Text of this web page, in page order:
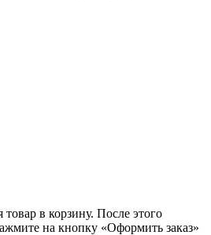
в корзину. После этого
на кнопку «Оформить заказ»